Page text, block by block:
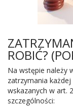
ROBIĆ?
Na wstępie należy
zatrzymania
wskazanych w art.
szczególności: